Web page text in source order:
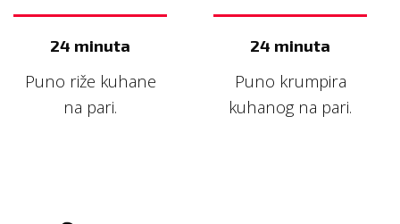
24 minuta
Puno riže kuhane
na pari.
24 minuta
Puno krumpira
kuhanog na pari.